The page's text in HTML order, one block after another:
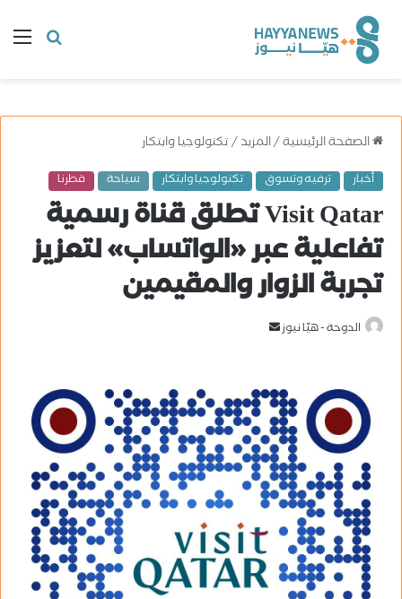
البحث
الصفحة الرئيسية/المزيد/تكنولوجيا وابتكار
أخبار ترفيه وتسوق تكنولوجيا وابتكار سياحة قطرنا
Visit Qatar تطلق قناة رسمية
تفاعلية عبر «الواتساب» لتعزيز
تجربة الزوار والمقيمين
الدوحة - هيّا نيوز
ل
ر
ي
د
ا
ل
ك
ت